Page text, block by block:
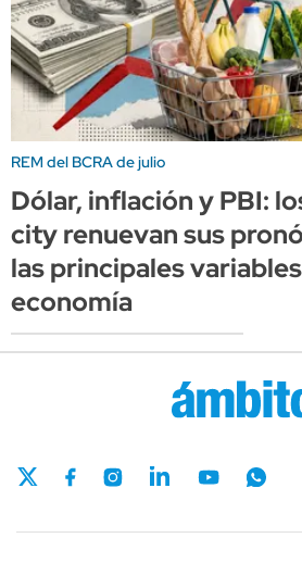
REM del BCRA de julio
Dólar, inflación y PBI:
city renuevan sus
las principales
economía